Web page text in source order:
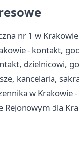
nr 1 w
- kontakt,
dzielnicowi,
kancelaria,
w
Rejonowym dla